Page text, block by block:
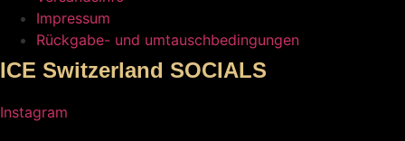
Impressum
Rückgabe- und umtauschbedingungen
ICE Switzerland SOCIALS
Instagram